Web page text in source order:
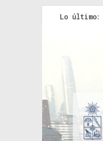
Lo último: